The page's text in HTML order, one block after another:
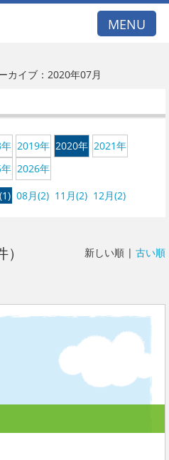
MENU
カイブ：2020年07月
2019年 2020年 2021年
2026年
08月(2) 11月(2) 12月(2)
新しい順 | 古い順